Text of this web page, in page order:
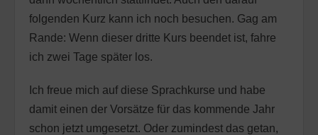
folgenden Kurz kann ich noch besuchen. Gag am
Rande: Wenn dieser dritte Kurs beendet ist, fahre
ich zwei Tage später los.
Ich freue mich auf diese Sprachkurse und habe
damit einen der Vorsätze für das kommende Jahr
schon jetzt umgesetzt. Oder zumindest das getan,